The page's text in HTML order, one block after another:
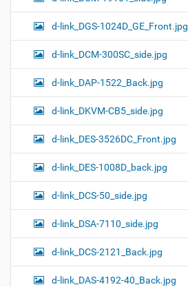
d-link_DGS-1024D_GE_Front.jpg
d-link_DCM-300SC_side.jpg
d-link_DAP-1522_Back.jpg
d-link_DKVM-CB5_side.jpg
d-link_DES-3526DC_Front.jpg
d-link_DES-1008D_back.jpg
d-link_DCS-50_side.jpg
d-link_DSA-7110_side.jpg
d-link_DCS-2121_Back.jpg
d-link_DAS-4192-40_Back.jpg